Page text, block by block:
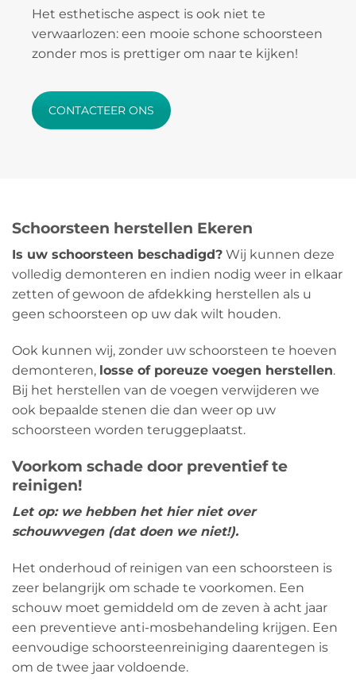
Het esthetische aspect is ook niet te
verwaarlozen: een mooie schone schoorsteen
zonder mos is prettiger om naar te kijken!
CONTACTEER ONS
Schoorsteen herstellen Ekeren
Is uw schoorsteen beschadigd? Wij kunnen deze
volledig demonteren en indien nodig weer in elkaar
zetten of gewoon de afdekking herstellen als u
geen schoorsteen op uw dak wilt houden.
Ook kunnen wij, zonder uw schoorsteen te hoeven
demonteren, losse of poreuze voegen herstellen.
Bij het herstellen van de voegen verwijderen we
ook bepaalde stenen die dan weer op uw
schoorsteen worden teruggeplaatst.
Voorkom schade door preventief te
reinigen!
Let op: we hebben het hier niet over
schouwvegen (dat doen we niet!).
Het onderhoud of reinigen van een schoorsteen is
zeer belangrijk om schade te voorkomen. Een
schouw moet gemiddeld om de zeven à acht jaar
een preventieve anti-mosbehandeling krijgen. Een
eenvoudige schoorsteenreiniging daarentegen is
om de twee jaar voldoende.